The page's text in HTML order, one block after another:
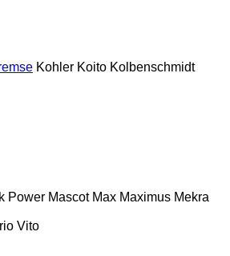
Kohler Koito Kolbenschmidt
Power Mascot Max Maximus Mekra
Vito